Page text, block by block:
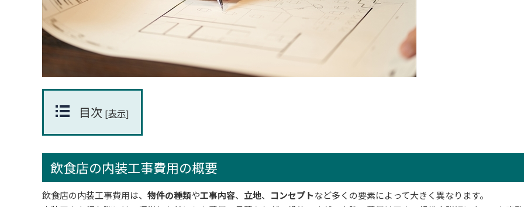
目次 [表示]
飲食店の内装工事費用の概要
飲食店の内装工事費用は、 物件の種類や工事内容、 立地、 コンセプトなど多くの要素によって大きく異なります。